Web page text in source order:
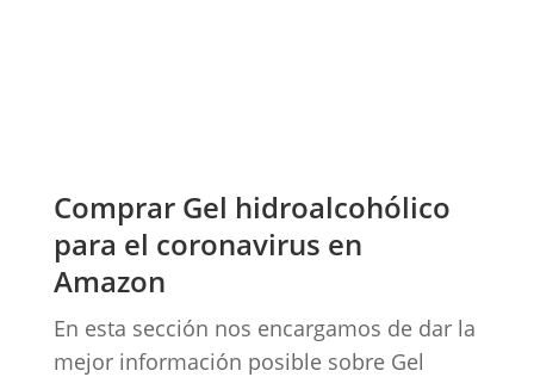
Comprar Gel hidroalcohólico
para el coronavirus en
Amazon
En esta sección nos encargamos de dar la
mejor información posible sobre Gel